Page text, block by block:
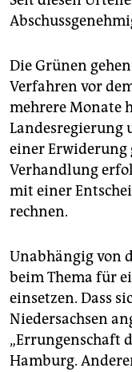
Die Grünen
Verfahren vor
mehrere Monate
Landesregierung
einer Erwiderung
Verhandlung
mit einer
rechnen.
Unabhängig von
beim Thema für
einsetzen. Dass
Niedersachsen
„Errungenschaft
Hamburg.